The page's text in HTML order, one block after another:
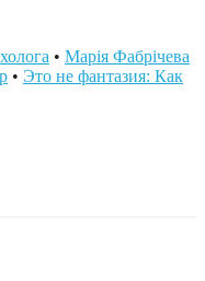
• Марія Фабрічева
• Это не фантазия: Как